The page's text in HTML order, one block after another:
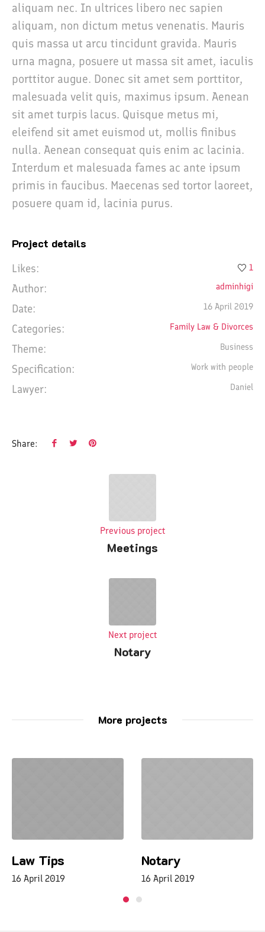
aliquam nec. In ultrices libero nec sapien
aliquam, non dictum metus venenatis. Mauris
quis massa ut arcu tincidunt gravida. Mauris
urna magna, posuere ut massa sit amet, iaculis
porttitor augue. Donec sit amet sem porttitor,
malesuada velit quis, maximus ipsum. Aenean
sit amet turpis lacus. Quisque metus mi,
eleifend sit amet euismod ut, mollis finibus
nulla. Aenean consequat quis enim ac lacinia.
Interdum et malesuada fames ac ante ipsum
primis in faucibus. Maecenas sed tortor laoreet,
posuere quam id, lacinia purus.
Project details
Likes: 1
Author: adminhigi
Date: 16 April 2019
Categories: Family Law & Divorces
Theme: Business
Specification: Work with people
Lawyer: Daniel
Share:
Previous project
Meetings
Next project
Notary
More projects
Law Tips
16 April 2019
Notary
16 April 2019